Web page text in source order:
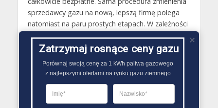
sprzedawcy gazu na nową, lepszą firmę polega
natomiast na paru prostych etapach. W zależności
od wybranego sposobu może być ona
przeprowadzona osobiście lub z wykorzystaniem
udzielonego nowemu sprzedawcy
pełnomocnictwa. Najwięcej czasu w przypadku
związku z tym znalezienie właściwej oferty, w
której nie tylko cena gazu ziemnego, ale i inne
Zatrzymaj rosnące ceny gazu
Porównaj swoją cenę za 1 kWh paliwa gazowego
z najlepszymi ofertami na rynku gazu ziemnego